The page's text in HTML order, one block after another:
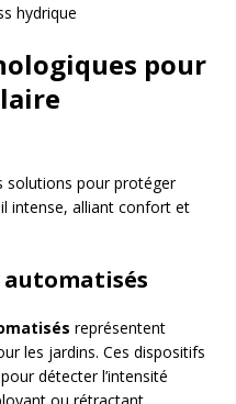
hydrique
pour
solutions pour protéger
intense, alliant confort et
automatisés
représentent
les jardins. Ces dispositifs
détecter l’intensité